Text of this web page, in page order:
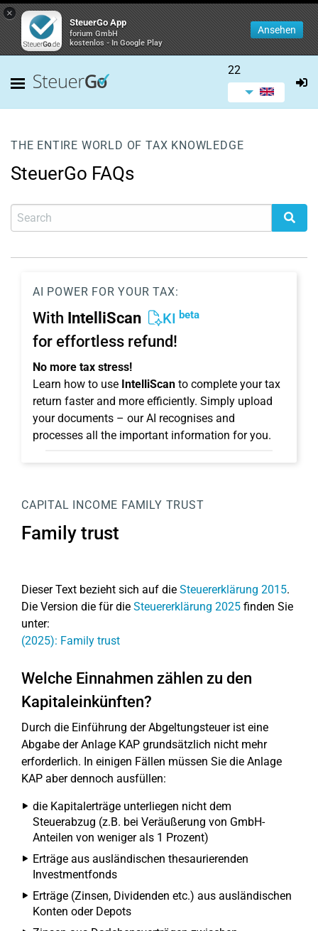
×
SteuerGo App
forium GmbH
kostenlos - In Google Play
Ansehen
22
THE ENTIRE WORLD OF TAX KNOWLEDGE
SteuerGo FAQs
AI POWER FOR YOUR TAX:
With IntelliScan KI beta
for effortless refund!
No more tax stress!
Learn how to use IntelliScan to complete your tax
return faster and more efficiently. Simply upload
your documents – our AI recognises and
processes all the important information for you.
CAPITAL INCOME FAMILY TRUST
Family trust
Dieser Text bezieht sich auf die Steuererklärung 2015.
Die Version die für die Steuererklärung 2025 finden Sie
unter:
(2025): Family trust
Welche Einnahmen zählen zu den
Kapitaleinkünften?
Durch die Einführung der Abgeltungsteuer ist eine
Abgabe der Anlage KAP grundsätzlich nicht mehr
erforderlich. In einigen Fällen müssen Sie die Anlage
KAP aber dennoch ausfüllen:
die Kapitalerträge unterliegen nicht dem
Steuerabzug (z.B. bei Veräußerung von GmbH-
Anteilen von weniger als 1 Prozent)
Erträge aus ausländischen thesaurierenden
Investmentfonds
Erträge (Zinsen, Dividenden etc.) aus ausländischen
Konten oder Depots